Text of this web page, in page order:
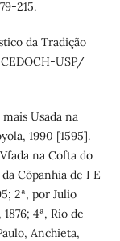
215.
da Tradição
USP/
Usada na
1990 [1595].
na Coſta do
Cõpanhia de I E
2ª, por Julio
4ª, Rio de
Anchieta,